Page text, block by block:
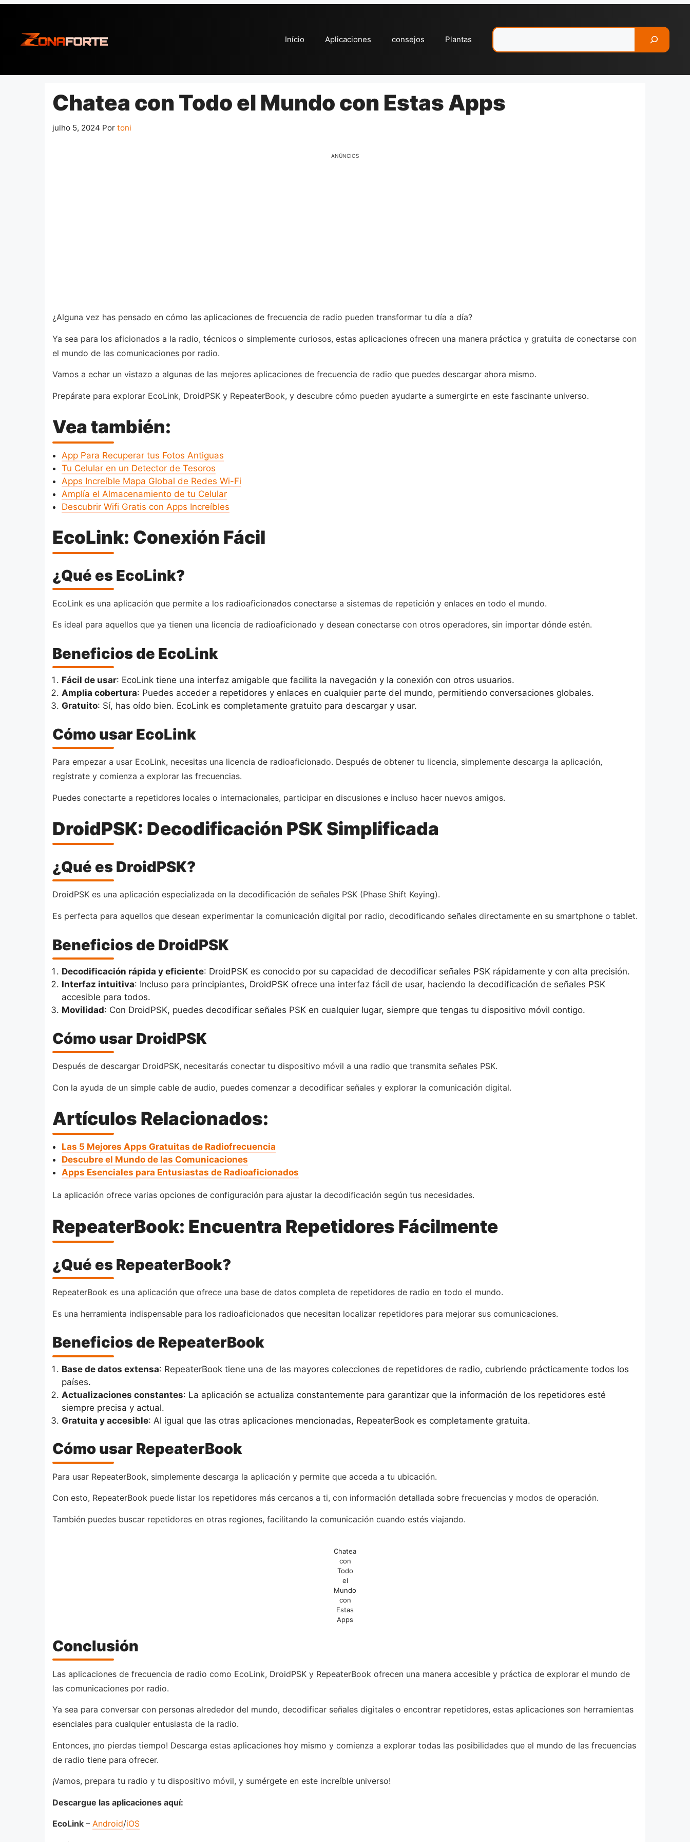
conteúdo
Início Aplicaciones consejos Plantas
Chatea con Todo el Mundo con Estas Apps
julho 5, 2024 Por toni
ANÚNCIOS
¿Alguna vez has pensado en cómo las aplicaciones de frecuencia de radio pueden transformar tu día a día?
Ya sea para los aficionados a la radio, técnicos o simplemente curiosos, estas aplicaciones ofrecen una manera práctica y gratuita de conectarse con
el mundo de las comunicaciones por radio.
Vamos a echar un vistazo a algunas de las mejores aplicaciones de frecuencia de radio que puedes descargar ahora mismo.
Prepárate para explorar EcoLink, DroidPSK y RepeaterBook, y descubre cómo pueden ayudarte a sumergirte en este fascinante universo.
Vea también:
App Para Recuperar tus Fotos Antiguas
Tu Celular en un Detector de Tesoros
Apps Increíble Mapa Global de Redes Wi-Fi
Amplía el Almacenamiento de tu Celular
Descubrir Wifi Gratis con Apps Increíbles
EcoLink: Conexión Fácil
¿Qué es EcoLink?
EcoLink es una aplicación que permite a los radioaficionados conectarse a sistemas de repetición y enlaces en todo el mundo.
Es ideal para aquellos que ya tienen una licencia de radioaficionado y desean conectarse con otros operadores, sin importar dónde estén.
Beneficios de EcoLink
Fácil de usar: EcoLink tiene una interfaz amigable que facilita la navegación y la conexión con otros usuarios.
Amplia cobertura: Puedes acceder a repetidores y enlaces en cualquier parte del mundo, permitiendo conversaciones globales.
Gratuito: Sí, has oído bien. EcoLink es completamente gratuito para descargar y usar.
Cómo usar EcoLink
Para empezar a usar EcoLink, necesitas una licencia de radioaficionado. Después de obtener tu licencia, simplemente descarga la aplicación,
regístrate y comienza a explorar las frecuencias.
Puedes conectarte a repetidores locales o internacionales, participar en discusiones e incluso hacer nuevos amigos.
DroidPSK: Decodificación PSK Simplificada
¿Qué es DroidPSK?
DroidPSK es una aplicación especializada en la decodificación de señales PSK (Phase Shift Keying).
Es perfecta para aquellos que desean experimentar la comunicación digital por radio, decodificando señales directamente en su smartphone o tablet.
Beneficios de DroidPSK
Decodificación rápida y eficiente: DroidPSK es conocido por su capacidad de decodificar señales PSK rápidamente y con alta precisión.
Interfaz intuitiva: Incluso para principiantes, DroidPSK ofrece una interfaz fácil de usar, haciendo la decodificación de señales PSK
accesible para todos.
Movilidad: Con DroidPSK, puedes decodificar señales PSK en cualquier lugar, siempre que tengas tu dispositivo móvil contigo.
Cómo usar DroidPSK
Después de descargar DroidPSK, necesitarás conectar tu dispositivo móvil a una radio que transmita señales PSK.
Con la ayuda de un simple cable de audio, puedes comenzar a decodificar señales y explorar la comunicación digital.
Artículos Relacionados:
Las 5 Mejores Apps Gratuitas de Radiofrecuencia
Descubre el Mundo de las Comunicaciones
Apps Esenciales para Entusiastas de Radioaficionados
La aplicación ofrece varias opciones de configuración para ajustar la decodificación según tus necesidades.
RepeaterBook: Encuentra Repetidores Fácilmente
¿Qué es RepeaterBook?
RepeaterBook es una aplicación que ofrece una base de datos completa de repetidores de radio en todo el mundo.
Es una herramienta indispensable para los radioaficionados que necesitan localizar repetidores para mejorar sus comunicaciones.
Beneficios de RepeaterBook
Base de datos extensa: RepeaterBook tiene una de las mayores colecciones de repetidores de radio, cubriendo prácticamente todos los
países.
Actualizaciones constantes: La aplicación se actualiza constantemente para garantizar que la información de los repetidores esté
siempre precisa y actual.
Gratuita y accesible: Al igual que las otras aplicaciones mencionadas, RepeaterBook es completamente gratuita.
Cómo usar RepeaterBook
Para usar RepeaterBook, simplemente descarga la aplicación y permite que acceda a tu ubicación.
Con esto, RepeaterBook puede listar los repetidores más cercanos a ti, con información detallada sobre frecuencias y modos de operación.
También puedes buscar repetidores en otras regiones, facilitando la comunicación cuando estés viajando.
Chatea
con
Todo
el
Mundo
con
Estas
Apps
Conclusión
Las aplicaciones de frecuencia de radio como EcoLink, DroidPSK y RepeaterBook ofrecen una manera accesible y práctica de explorar el mundo de
las comunicaciones por radio.
Ya sea para conversar con personas alrededor del mundo, decodificar señales digitales o encontrar repetidores, estas aplicaciones son herramientas
esenciales para cualquier entusiasta de la radio.
Entonces, ¡no pierdas tiempo! Descarga estas aplicaciones hoy mismo y comienza a explorar todas las posibilidades que el mundo de las frecuencias
de radio tiene para ofrecer.
¡Vamos, prepara tu radio y tu dispositivo móvil, y sumérgete en este increíble universo!
Descargue las aplicaciones aquí:
EcoLink – Android/iOS